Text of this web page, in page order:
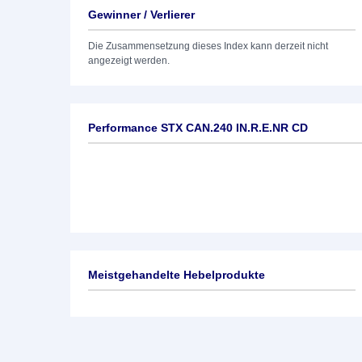
Gewinner / Verlierer
Die Zusammensetzung dieses Index kann derzeit nicht
angezeigt werden.
Performance STX CAN.240 IN.R.E.NR CD
Meistgehandelte Hebelprodukte